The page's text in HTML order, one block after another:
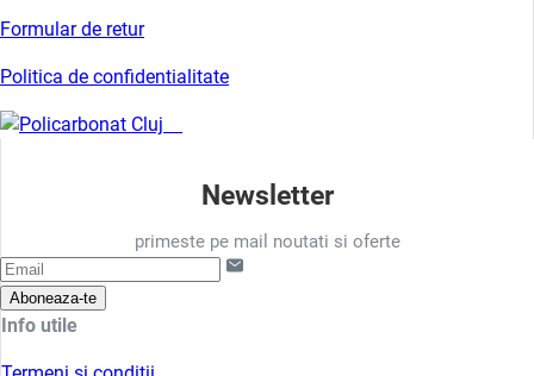
Formular de retur
Politica de confidentialitate
Newsletter
primeste pe mail noutati si oferte
Aboneaza-te
Info utile